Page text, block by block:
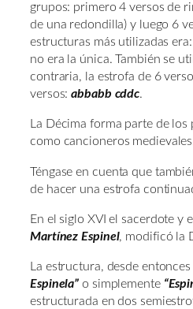
grupos: primero 4 versos de
de una redondilla) y luego 6
estructuras más utilizadas era:
no era la única. También se
contraria, la estrofa de 6
versos:abbabb cddc.
La Décima forma parte de los
como cancioneros
Téngase en cuenta que
de hacer una estrofa
En el siglo XVI el sacerdote y
Martínez Espinel, modificó la
La estructura, desde
Espinela” o simplemente
estructurada en dos